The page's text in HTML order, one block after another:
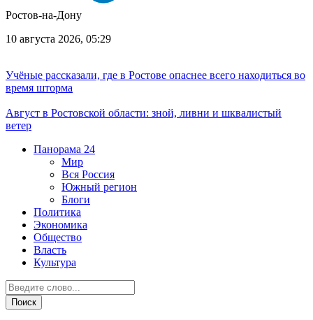
Ростов-на-Дону
10 августа 2026, 05:29
Учёные рассказали, где в Ростове опаснее всего находиться во
время шторма
Август в Ростовской области: зной, ливни и шквалистый
ветер
Панорама 24
Мир
Вся Россия
Южный регион
Блоги
Политика
Экономика
Общество
Власть
Культура